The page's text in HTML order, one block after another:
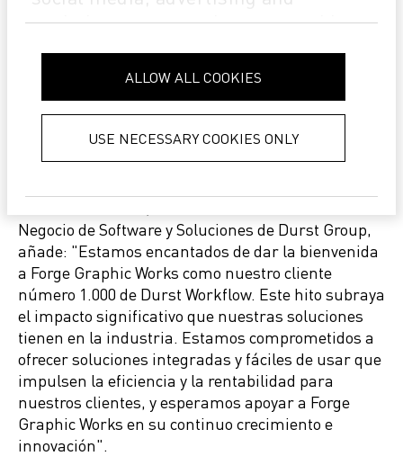
analytics partners who may combine
it with other information that you’ve
provided to them or that they’ve
collected from your use of their
services.
ALLOW ALL COOKIES
USE NECESSARY COOKIES ONLY
tiempo de inactividad, y proporcionar un análisis
detallado del impacto de los trabajos urgentes o los
cambios en los plazos de los clientes. Además, la
retroalimentación en tiempo real sobre el coste del
obra de compra, asegurando que los materiales y
los artículos de pedidos especiales se obtengan de
manera rápida y eficiente.
Negocio de Software y Soluciones de Durst Group,
añade: "Estamos encantados de dar la bienvenida
a Forge Graphic Works como nuestro cliente
número 1.000 de Durst Workflow. Este hito subraya
el impacto significativo que nuestras soluciones
tienen en la industria. Estamos comprometidos a
ofrecer soluciones integradas y fáciles de usar que
impulsen la eficiencia y la rentabilidad para
nuestros clientes, y esperamos apoyar a Forge
Graphic Works en su continuo crecimiento e
innovación".